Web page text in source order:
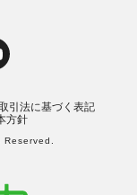
引法に基づく表記
方針